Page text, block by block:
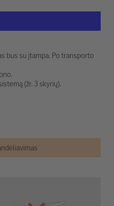
bus su įtampa. Po transporto
(žr. 3 skyrių).